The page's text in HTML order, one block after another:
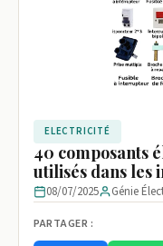
ELECTRICITÉ
40 composants
utilisés dans les
08/07/2025 Génie
PARTAGER :